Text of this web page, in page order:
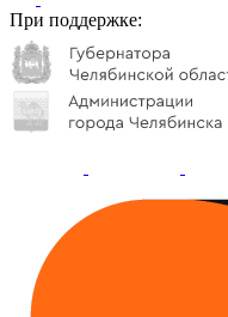
При поддержке: